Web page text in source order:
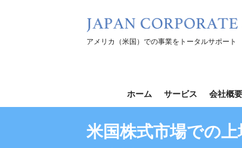
ス
アメリカ（米国）での事業をトータルサポート
ホーム サービス 会社概要
米国株式市場での